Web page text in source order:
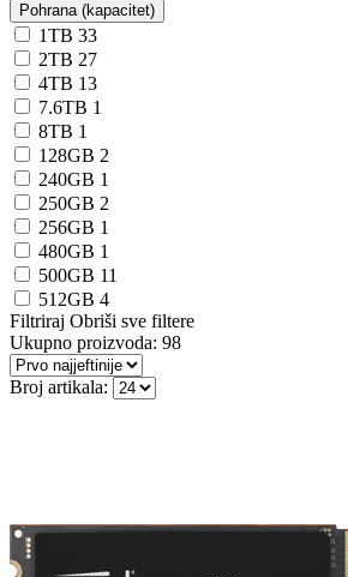
Pohrana (kapacitet)
1TB 33
2TB 27
4TB 13
7.6TB 1
8TB 1
128GB 2
240GB 1
250GB 2
256GB 1
480GB 1
500GB 11
512GB 4
Filtriraj Obriši sve filtere
Ukupno proizvoda: 98
Broj artikala: